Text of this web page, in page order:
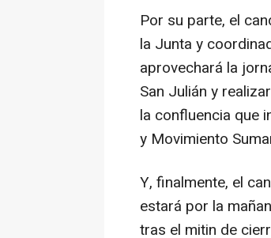
Por su parte, el
la Junta y
aprovechará la
San Julián y
la confluencia que
y Movimiento
Y, finalmente, el
estará por la
tras el mitin de